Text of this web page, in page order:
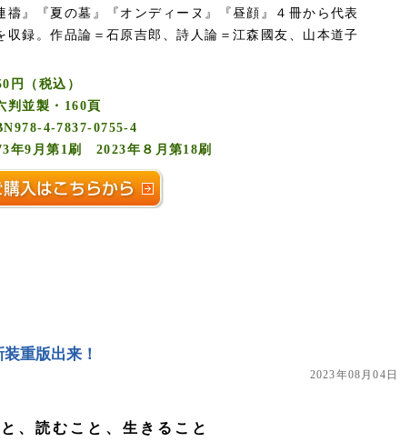
禱』『夏の墓』『オンディーヌ』『昼顔』４冊から代表
収録。作品論＝石原吉郎、詩人論＝江森國友、山本道子
円（税込）
判並製・160頁
4-7837-0755-4
年9月第1刷 2023年８月第18刷
重版出来！
2023年08月04日
、読むこと、生きること